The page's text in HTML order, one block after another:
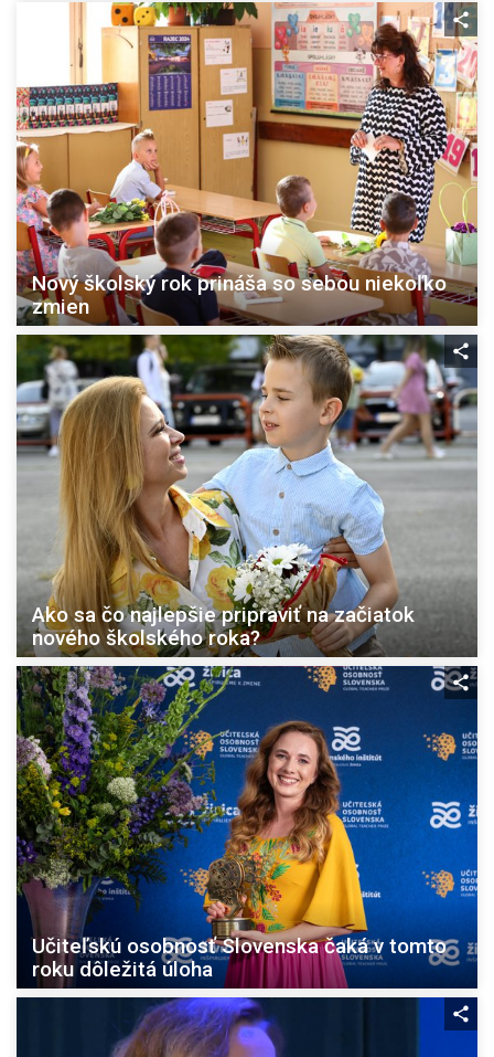
Nový školský rok prináša so sebou niekoľko
zmien
Ako sa čo najlepšie pripraviť na začiatok
nového školského roka?
Učiteľskú osobnosť Slovenska čaká v tomto
roku dôležitá úloha